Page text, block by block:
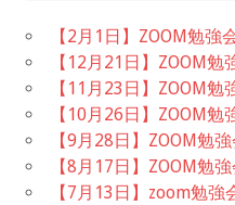
【2月1日】ZOOM勉強
【12月21日】ZOOM勉
【11月23日】ZOOM勉
【10月26日】ZOOM勉
【9月28日】ZOOM勉
【8月17日】ZOOM勉
【7月13日】zoom勉強